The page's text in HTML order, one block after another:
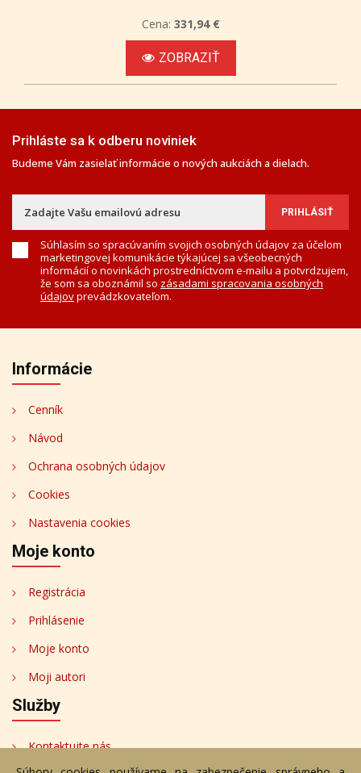
Cena: 331,94 €
ZOBRAZIŤ
Prihláste sa k odberu noviniek
Budeme Vám zasielať informácie o nových aukciách a dielach.
Súhlasím so spracúvaním svojich osobných údajov za účelom
marketingovej komunikácie týkajúcej sa všeobecných
informácií o novinkách prostredníctvom e-mailu a potvrdzujem,
že som sa oboznámil so zásadami spracovania osobných
údajovprevádzkovateľom.
Informácie
Cenník
Návod
Ochrana osobných údajov
Cookies
Nastavenia cookies
Moje konto
Registrácia
Prihlásenie
Moje konto
Moji autori
Služby
Kontaktujte nás